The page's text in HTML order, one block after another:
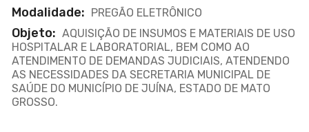
Modalidade: PREGÃO ELETRÔNICO
Objeto: AQUISIÇÃO DE INSUMOS E MATERIAIS DE USO
HOSPITALAR E LABORATORIAL, BEM COMO AO
ATENDIMENTO DE DEMANDAS JUDICIAIS, ATENDENDO
AS NECESSIDADES DA SECRETARIA MUNICIPAL DE
SAÚDE DO MUNICÍPIO DE JUÍNA, ESTADO DE MATO
GROSSO.